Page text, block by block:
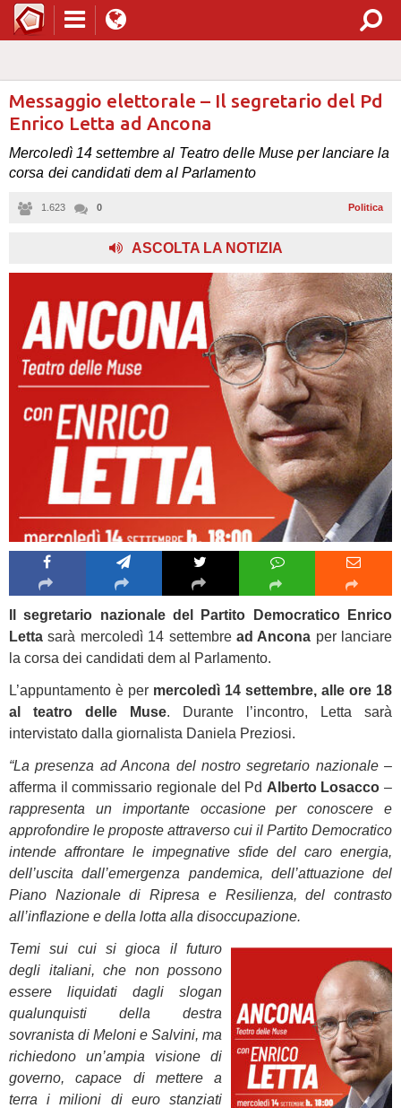
Messaggio elettorale – Il segretario del Pd
Enrico Letta ad Ancona
Mercoledì 14 settembre al Teatro delle Muse per lanciare la
corsa dei candidati dem al Parlamento
1.623 0 Politica
ASCOLTA LA NOTIZIA
Il segretario nazionale del Partito Democratico Enrico
Letta sarà mercoledì 14 settembre ad Ancona per lanciare
la corsa dei candidati dem al Parlamento.
L’appuntamento è per mercoledì 14 settembre, alle ore 18
al teatro delle Muse. Durante l’incontro, Letta sarà
intervistato dalla giornalista Daniela Preziosi.
“La presenza ad Ancona del nostro segretario nazionale–
afferma il commissario regionale del Pd Alberto Losacco –
rappresenta un importante occasione per conoscere e
approfondire le proposte attraverso cui il Partito Democratico
intende affrontare le impegnative sfide del caro energia,
dell’uscita dall’emergenza pandemica, dell’attuazione del
Piano Nazionale di Ripresa e Resilienza, del contrasto
all’inflazione e della lotta alla disoccupazione.
Temi sui cui si gioca il futuro
degli italiani, che non possono
essere liquidati dagli slogan
qualunquisti della destra
sovranista di Meloni e Salvini, ma
richiedono un’ampia visione di
governo, capace di mettere a
terra i milioni di euro stanziati